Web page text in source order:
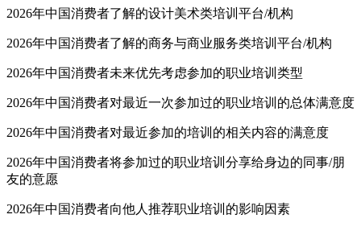
2026年中国消费者了解的设计美术类培训平台/机构
2026年中国消费者了解的商务与商业服务类培训平台/机构
2026年中国消费者未来优先考虑参加的职业培训类型
2026年中国消费者对最近一次参加过的职业培训的总体满意度
2026年中国消费者对最近参加的培训的相关内容的满意度
2026年中国消费者将参加过的职业培训分享给身边的同事/朋
友的意愿
2026年中国消费者向他人推荐职业培训的影响因素